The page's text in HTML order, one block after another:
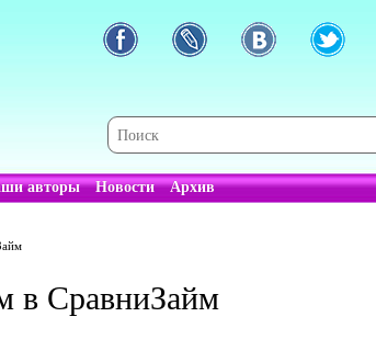
авторы Новости Архив
в СравниЗайм